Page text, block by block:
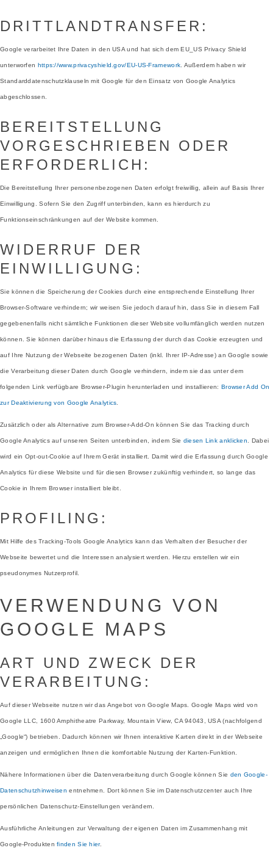
DRITTLANDTRANSFER:
Google verarbeitet Ihre Daten in den USA und hat sich dem EU_US Privacy Shield
unterworfen https://www.privacyshield.gov/EU-US-Framework . Außerdem haben wir
Standarddatenschutzklauseln mit Google für den Einsatz von Google Analytics
abgeschlossen.
BEREITSTELLUNG
VORGESCHRIEBEN ODER
ERFORDERLICH:
Die Bereitstellung Ihrer personenbezogenen Daten erfolgt freiwillig, allein auf Basis Ihrer
Einwilligung. Sofern Sie den Zugriff unterbinden, kann es hierdurch zu
Funktionseinschränkungen auf der Website kommen.
WIDERRUF DER
EINWILLIGUNG:
Sie können die Speicherung der Cookies durch eine entsprechende Einstellung Ihrer
Browser-Software verhindern; wir weisen Sie jedoch darauf hin, dass Sie in diesem Fall
gegebenenfalls nicht sämtliche Funktionen dieser Website vollumfänglich werden nutzen
können. Sie können darüber hinaus die Erfassung der durch das Cookie erzeugten und
auf Ihre Nutzung der Webseite bezogenen Daten (inkl. Ihrer IP-Adresse) an Google sowie
die Verarbeitung dieser Daten durch Google verhindern, indem sie das unter dem
folgenden Link verfügbare Browser-Plugin herunterladen und installieren: Browser Add On
zur Deaktivierung von Google Analytics
Zusätzlich oder als Alternative zum Browser-Add-On können Sie das Tracking durch
Google Analytics auf unseren Seiten unterbinden, indem Sie diesen Link anklicken . Dabei
wird ein Opt-out-Cookie auf Ihrem Gerät installiert. Damit wird die Erfassung durch Google
Analytics für diese Website und für diesen Browser zukünftig verhindert, so lange das
Cookie in Ihrem Browser installiert bleibt.
PROFILING:
Mit Hilfe des Tracking-Tools Google Analytics kann das Verhalten der Besucher der
Webseite bewertet und die Interessen analysiert werden. Hierzu erstellen wir ein
pseudonymes Nutzerprofil.
VERWENDUNG VON
GOOGLE MAPS
ART UND ZWECK DER
VERARBEITUNG:
Auf dieser Webseite nutzen wir das Angebot von Google Maps. Google Maps wird von
Google LLC, 1600 Amphitheatre Parkway, Mountain View, CA 94043, USA (nachfolgend
„Google“) betrieben. Dadurch können wir Ihnen interaktive Karten direkt in der Webseite
anzeigen und ermöglichen Ihnen die komfortable Nutzung der Karten-Funktion.
Nähere Informationen über die Datenverarbeitung durch Google können Sie den Google-
Datenschutzhinweisen entnehmen. Dort können Sie im Datenschutzcenter auch Ihre
persönlichen Datenschutz-Einstellungen verändern.
Ausführliche Anleitungen zur Verwaltung der eigenen Daten im Zusammenhang mit
Google-Produkten finden Sie hier.